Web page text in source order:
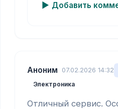
Добавить
Аноним 07.02.2026 14:32
Электроника
Отличный сервис.